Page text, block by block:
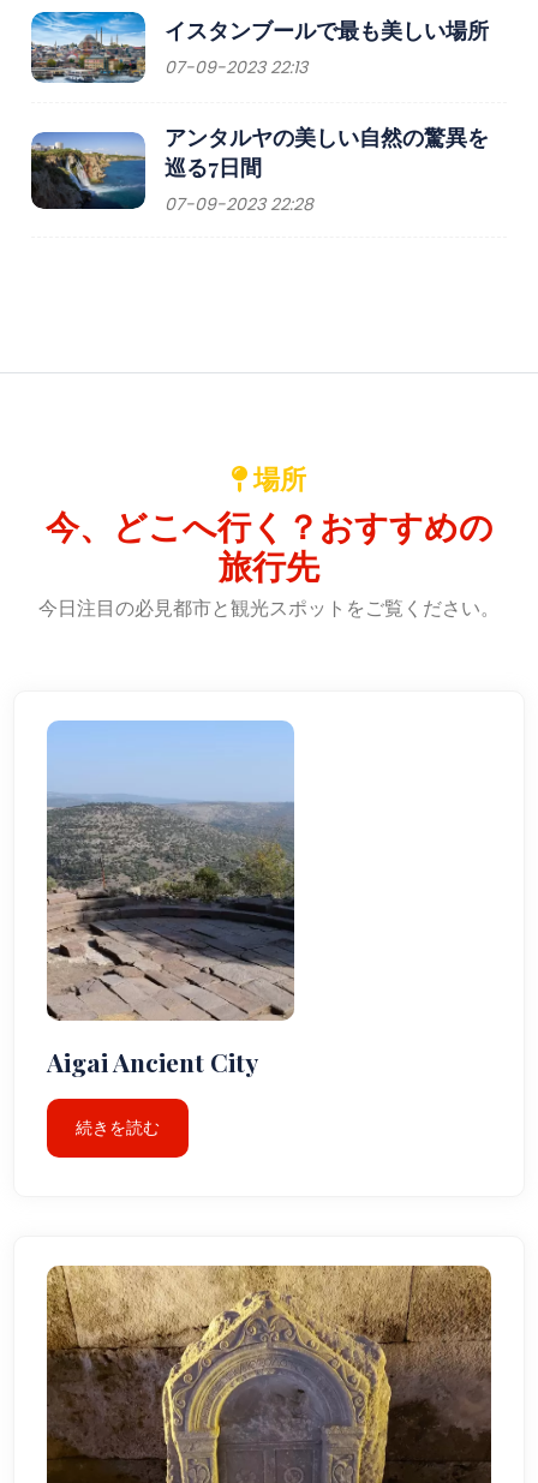
イスタンブールで最も美しい場所
07-09-2023 22:13
アンタルヤの美しい自然の驚異を
巡る7日間
07-09-2023 22:28
場所
今、どこへ行く？おすすめの
旅行先
今日注目の必見都市と観光スポットをご覧ください。
Aigai Ancient City
続きを読む